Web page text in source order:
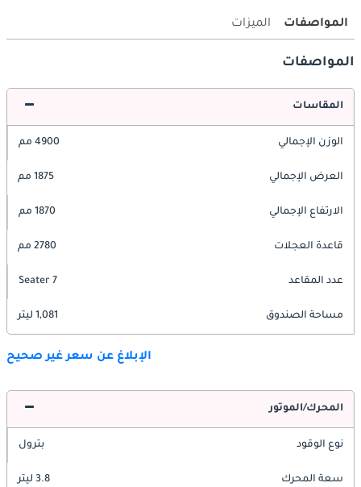
المواصفات الميزات
المواصفات
المقاسات
الوزن الإجمالي 4900 مم
العرض الإجمالي 1875 مم
الارتفاع الإجمالي 1870 مم
قاعدة العجلات 2780 مم
عدد المقاعد 7 Seater
مساحة الصندوق 1,081 ليتر
الإبلاغ عن سعر غير صحيح
المحرك/الموتور
نوع الوقود بترول
سعة المحرك 3.8 ليتر